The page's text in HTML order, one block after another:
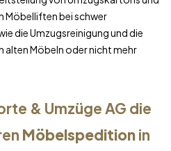
Möbelliften bei schwer
die Umzugsreinigung und die
Möbeln oder nicht mehr
& Umzüge AG die
Möbelspeditionin